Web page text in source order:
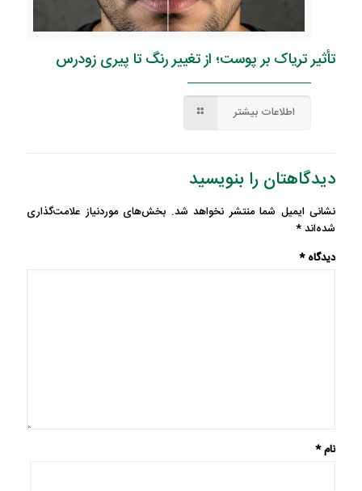
تأثیر تریاک بر پوست؛ از تغییر رنگ تا پیری زودرس
اطلاعات بیشتر
دیدگاهتان را بنویسید
نشانی ایمیل شما منتشر نخواهد شد. بخش‌های موردنیاز علامت‌گذاری
شده‌اند*
دیدگاه*
نام*